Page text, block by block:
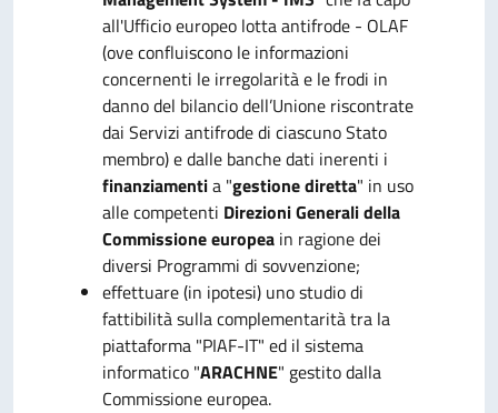
all'Ufficio europeo lotta antifrode - OLAF
(ove confluiscono le informazioni
concernenti le irregolarità e le frodi in
danno del bilancio dell’Unione riscontrate
dai Servizi antifrode di ciascuno Stato
membro) e dalle banche dati inerenti i
finanziamentia "gestione diretta" in uso
alle competenti Direzioni Generali della
Commissione europea in ragione dei
diversi Programmi di sovvenzione;
effettuare (in ipotesi) uno studio di
fattibilità sulla complementarità tra la
piattaforma "PIAF-IT" ed il sistema
informatico "ARACHNE" gestito dalla
Commissione europea.